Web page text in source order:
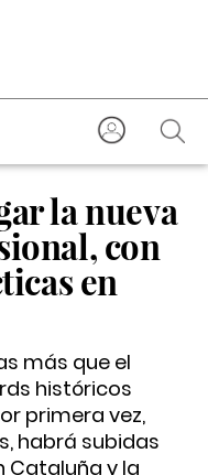
la nueva
con
en
más que el
históricos
primera vez,
habrá subidas
Cataluña y la